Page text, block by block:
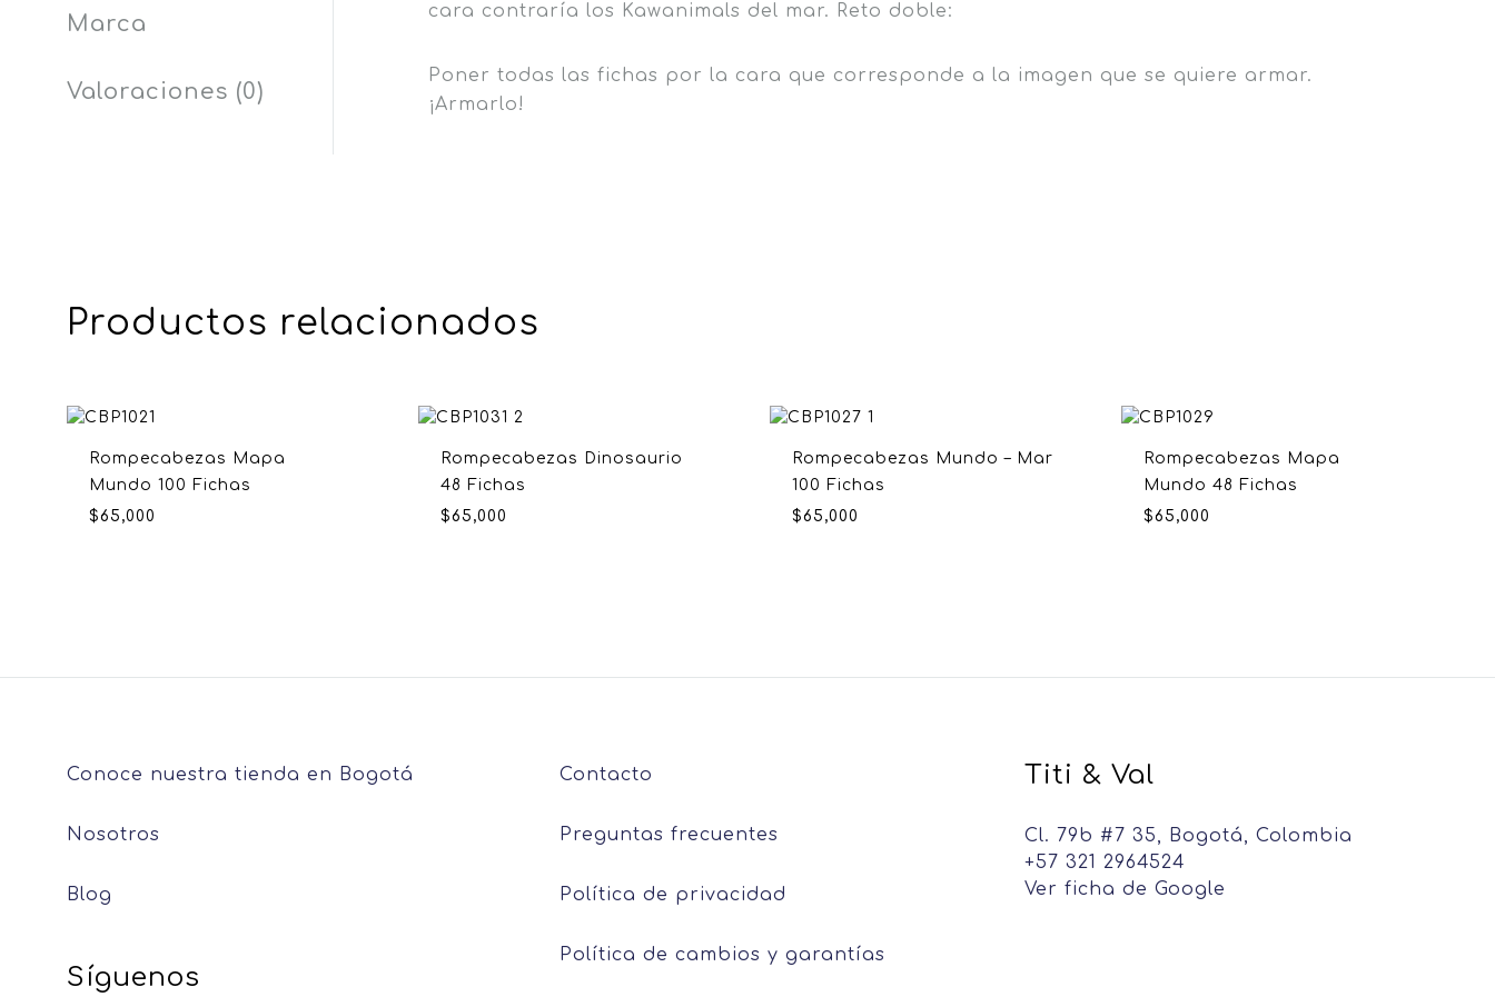
Marca
Valoraciones (0)
cara contraría los Kawanimals del mar. Reto doble:
Poner todas las fichas por la cara que corresponde a la imagen que se quiere armar.
¡Armarlo!
Productos relacionados
Rompecabezas Mapa
Mundo 100 Fichas
$65,000
Rompecabezas Dinosaurio
48 Fichas
$65,000
Rompecabezas Mundo – Mar
100 Fichas
$65,000
Rompecabezas Mapa
Mundo 48 Fichas
$65,000
Conoce nuestra tienda en Bogotá
Nosotros
Blog
Síguenos
Contacto
Preguntas frecuentes
Política de privacidad
Política de cambios y garantías
Titi & Val
Cl. 79b #7 35, Bogotá, Colombia
+57 321 2964524
Ver ficha de Google